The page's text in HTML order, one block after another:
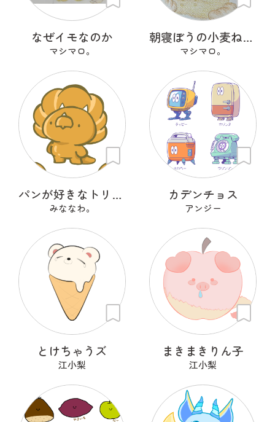
なぜイモなのか
マシマロ。
朝寝ぼうの小麦ねた朗 『こむぎねたろう』
マシマロ。
パンが好きなトリケラトプス『ととさん』
みななわ。
カデンチョス
アンジー
とけちゃうズ
江小梨
まきまきりん子
江小梨